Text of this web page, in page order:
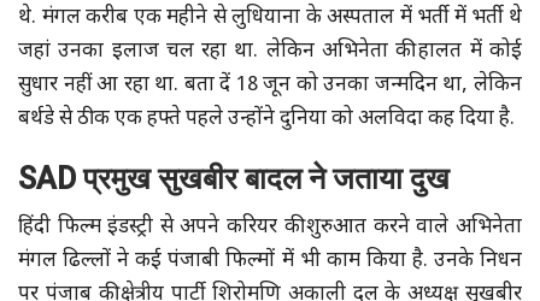
थे. मंगल करीब एक महीने से लुधियाना के अस्पताल में भर्ती में भर्ती थे
जहां उनका इलाज चल रहा था. लेकिन अभिनेता की हालत में कोई
सुधार नहीं आ रहा था. बता दें 18 जून को उनका जन्मदिन था, लेकिन
बर्थडे से ठीक एक हफ्ते पहले उन्होंने दुनिया को अलविदा कह दिया है.
SAD प्रमुख सुखबीर बादल ने जताया दुख
हिंदी फिल्म इंडस्ट्री से अपने करियर की शुरुआत करने वाले अभिनेता
मंगल ढिल्लों ने कई पंजाबी फिल्मों में भी काम किया है. उनके निधन
पर पंजाब की क्षेत्रीय पार्टी शिरोमणि अकाली दल के अध्यक्ष सुखबीर